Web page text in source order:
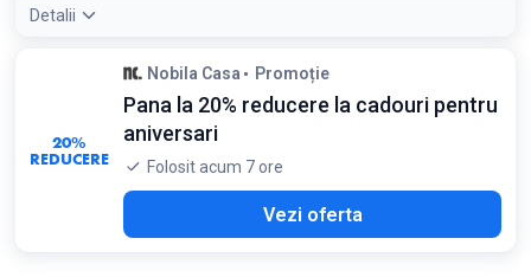
Detalii
Detaliile ofertei: Oportunitate rară de a achiziționa porțelan
premium la preț redus, inclusiv piese din colecții tematice
Valabil pentru produsele din selecția semnalizată
20%
REDUCERE
Nobila Casa Promoție
Pana la 20% reducere la cadouri pentru
aniversari
Folosit acum 7 ore
Vezi oferta